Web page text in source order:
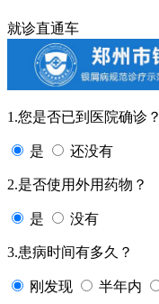
就诊直通车
1.您是否已到医院确诊？
是 还没有
2.是否使用外用药物？
是 没有
3.患病时间有多久？
刚发现 半年内